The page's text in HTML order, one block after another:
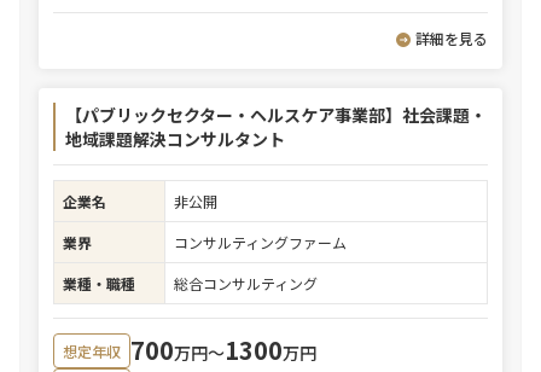
詳細を見る
【パブリックセクター・ヘルスケア事業部】社会課題・
地域課題解決コンサルタント
企業名
非公開
業界
コンサルティングファーム
業種・職種
総合コンサルティング
想定年収 700万円〜1300万円